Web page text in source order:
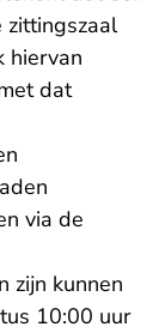
zittingszaal
hiervan
dat
via de
zijn kunnen
10:00 uur